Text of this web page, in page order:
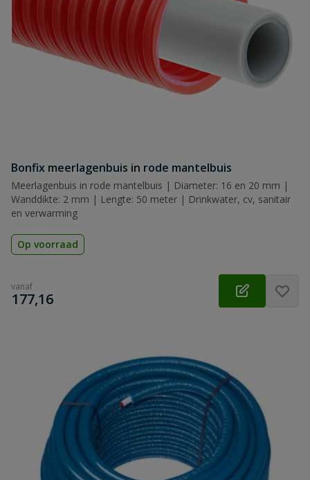
Bonfix meerlagenbuis in rode mantelbuis
Meerlagenbuis in rode mantelbuis | Diameter: 16 en 20 mm |
Wanddikte: 2 mm | Lengte: 50 meter | Drinkwater, cv, sanitair
en verwarming
Op voorraad
vanaf
€
177,16